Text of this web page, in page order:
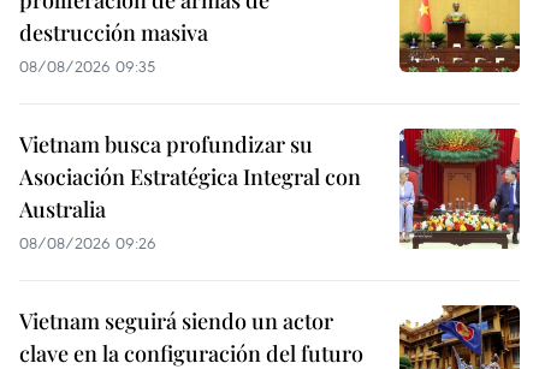
destrucción masiva
08/08/2026 09:35
Vietnam busca profundizar su
Asociación Estratégica Integral con
Australia
08/08/2026 09:26
Vietnam seguirá siendo un actor
clave en la configuración del futuro